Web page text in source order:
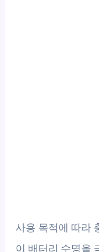
사용 목적에 따라
이 배터리 수명을